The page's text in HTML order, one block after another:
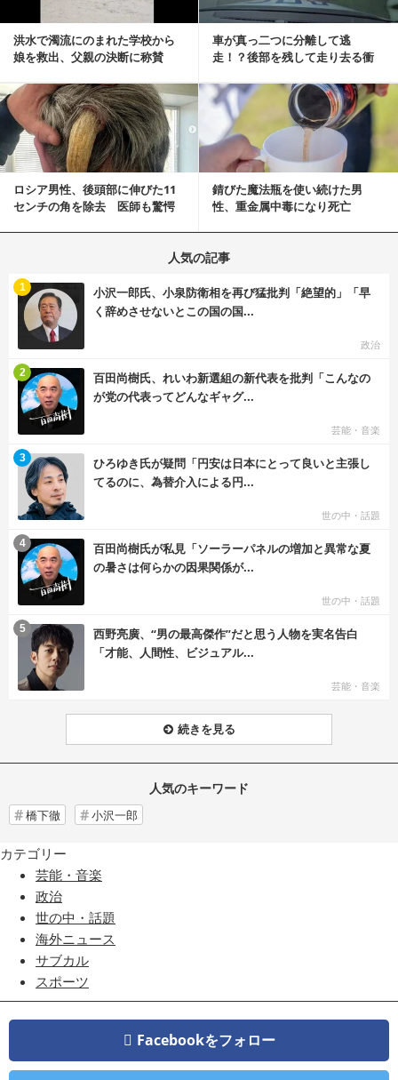
洪水で濁流にのまれた学校から
娘を救出、父親の決断に称賛
車が真っ二つに分離して逃
走！？後部を残して走り去る衝
ロシア男性、後頭部に伸びた11
センチの角を除去 医師も驚愕
錆びた魔法瓶を使い続けた男
性、重金属中毒になり死亡
記事を読む
人気の記事
小沢一郎氏、小泉防衛相を再び猛批判「絶望的」「早
く辞めさせないとこの国の国...
政治
1
百田尚樹氏、れいわ新選組の新代表を批判「こんなの
が党の代表ってどんなギャグ...
芸能・音楽
2
ひろゆき氏が疑問「円安は日本にとって良いと主張し
てるのに、為替介入による円...
世の中・話題
3
百田尚樹氏が私見「ソーラーパネルの増加と異常な夏
の暑さは何らかの因果関係が...
世の中・話題
4
西野亮廣、“男の最高傑作”だと思う人物を実名告白
「才能、人間性、ビジュアル...
芸能・音楽
5
続きを見る
人気のキーワード
橋下徹 小沢一郎
カテゴリー
芸能・音楽
政治
世の中・話題
海外ニュース
サブカル
スポーツ
Facebookをフォロー